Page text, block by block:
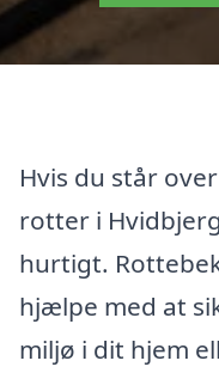
Hvis du står
rotter i
hurtigt.
hjælpe med at
miljø i dit hjem